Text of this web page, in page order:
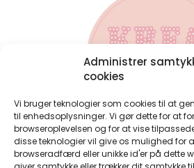
Administrer
cookies
Vi bruger teknologier som cookies til at
til enhedsoplysninger. Vi gør dette for at
browseroplevelsen og for at vise
disse teknologier vil give os mulighed for
browseradfærd eller unikke id'er på dette
Kontakt
Har du spørgsmål til bøgerne, eller